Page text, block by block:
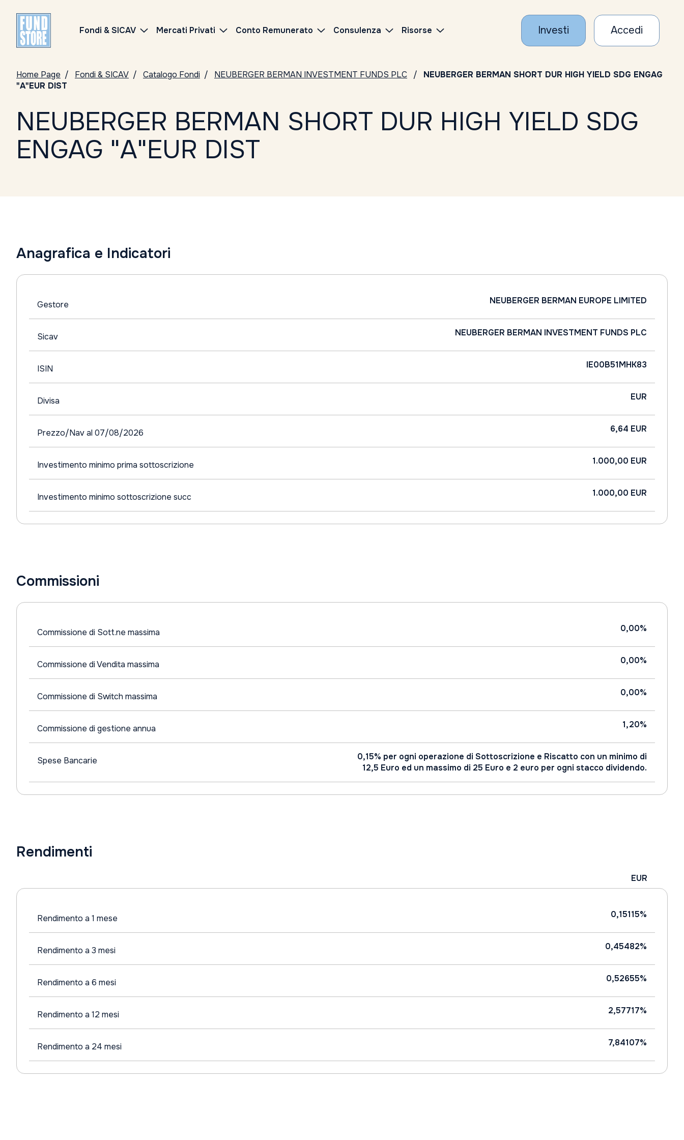
Fondi & SICAV Mercati Privati Conto Remunerato Consulenza Risorse Investi Accedi
Home Page Fondi & SICAV Catalogo Fondi NEUBERGER BERMAN INVESTMENT FUNDS PLC
NEUBERGER BERMAN SHORT DUR HIGH YIELD SDG ENGAG
"A"EUR DIST
NEUBERGER BERMAN SHORT DUR HIGH YIELD SDG
ENGAG "A"EUR DIST
Anagrafica e Indicatori
Gestore NEUBERGER BERMAN EUROPE LIMITED
Sicav NEUBERGER BERMAN INVESTMENT FUNDS PLC
ISIN IE00B51MHK83
Divisa EUR
Prezzo/Nav al 07/08/2026 6,64 EUR
Investimento minimo prima sottoscrizione 1.000,00 EUR
Investimento minimo sottoscrizione succ 1.000,00 EUR
Commissioni
Commissione di Sott.ne massima 0,00%
Commissione di Vendita massima 0,00%
Commissione di Switch massima 0,00%
Commissione di gestione annua 1,20%
Spese Bancarie
0,15% per ogni operazione di Sottoscrizione e Riscatto con un minimo di
12,5 Euro ed un massimo di 25 Euro e 2 euro per ogni stacco dividendo.
Rendimenti
EUR
Rendimento a 1 mese 0,15115%
Rendimento a 3 mesi 0,45482%
Rendimento a 6 mesi 0,52655%
Rendimento a 12 mesi 2,57717%
Rendimento a 24 mesi 7,84107%